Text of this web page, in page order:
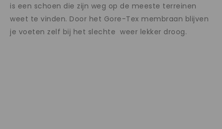
is een schoen die zijn weg op de meeste terreinen
weet te vinden. Door het Gore-Tex membraan blijven
je voeten zelf bij het slechte weer lekker droog.